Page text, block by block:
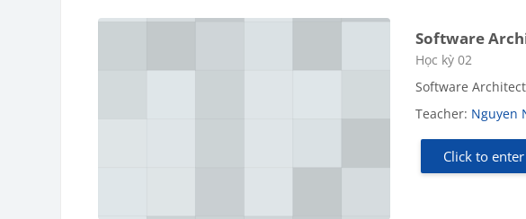
Software
Course category
Học kỳ 02
Software
Teacher: Nguyen
Click to